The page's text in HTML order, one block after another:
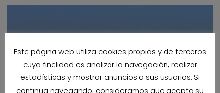
Esta página web utiliza cookies propias y de terceros
cuya finalidad es analizar la navegación, realizar
estadísticas y mostrar anuncios a sus usuarios. Si
continua navegando, consideramos que acepta su